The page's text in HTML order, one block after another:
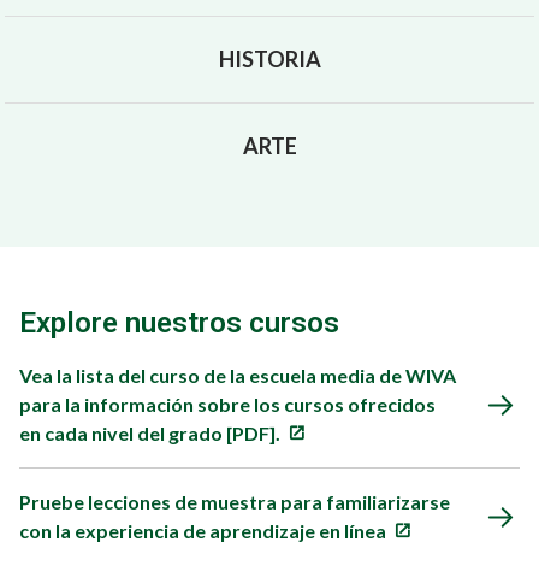
HISTORIA
ARTE
Explore nuestros cursos
Vea la lista del curso de la escuela media de WIVA
para la información sobre los cursos ofrecidos
en cada nivel del grado [PDF].
Pruebe lecciones de muestra para familiarizarse
con la experiencia de aprendizaje en línea